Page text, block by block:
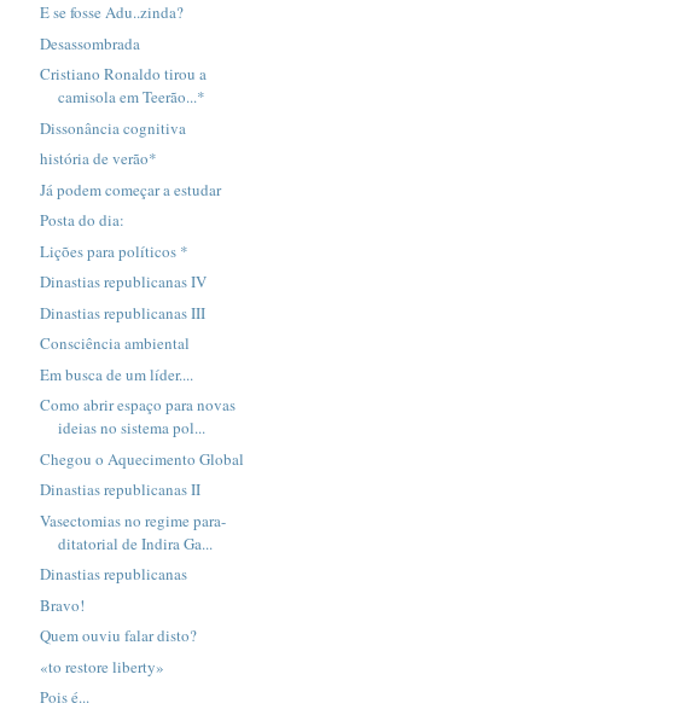
E se fosse Adu..zinda?
Desassombrada
Cristiano Ronaldo tirou a
camisola em Teerão...*
Dissonância cognitiva
história de verão*
Já podem começar a estudar
Posta do dia:
Lições para políticos *
Dinastias republicanas IV
Dinastias republicanas III
Consciência ambiental
Em busca de um líder....
Como abrir espaço para novas
ideias no sistema pol...
Chegou o Aquecimento Global
Dinastias republicanas II
Vasectomias no regime para-
ditatorial de Indira Ga...
Dinastias republicanas
Bravo!
Quem ouviu falar disto?
«to restore liberty»
Pois é...